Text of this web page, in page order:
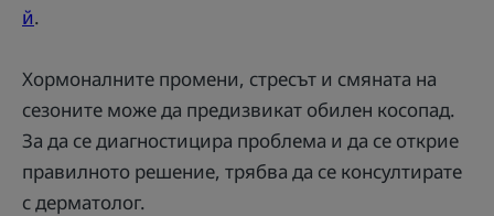
й.
Хормоналните промени, стресът и смяната на
сезоните може да предизвикат обилен косопад.
За да се диагностицира проблема и да се открие
правилното решение, трябва да се консултирате
с дерматолог.